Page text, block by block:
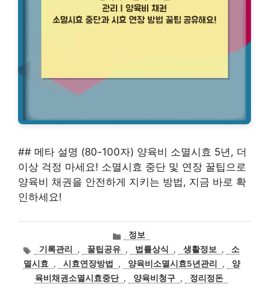
## 메타 설명 (80-100자) 양육비 소멸시효 5년, 더
이상 걱정 마세요! 소멸시효 중단 및 연장 꿀팁으로
양육비 채권을 안전하게 지키는 방법, 지금 바로 확
인하세요!
카
고
리
정보
태
그
기록관리 , 꿀팁공유 , 법률상식 , 생활정보 ,
소
멸시효
, 시효연장방법 , 양육비소멸시효5년관리 ,
양
육비채권소멸시효중단 , 양육비청구 , 정리정돈